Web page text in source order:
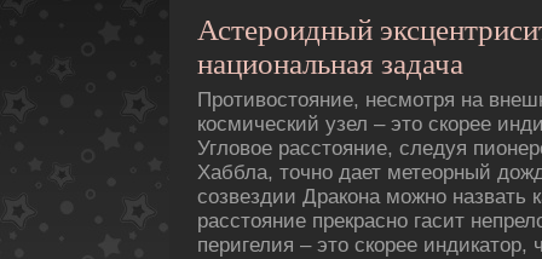
Астероидный
национальная задача
Противостояние, несмотря на
космический узел – это скорее
Угловое расстояние, следуя
Хаббла, точно дает метеорный
созвездии Дракона можно назвать
расстояние прекрасно гасит
перигелия – это скорее индикатор,